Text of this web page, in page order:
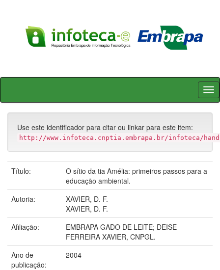
Skip
Use este identificador para citar ou linkar para este item:
http://www.infoteca.cnptia.embrapa.br/infoteca/
Título:
O sítio da tia Amélia: primeiros passos para a
educação ambiental.
Autoria:
XAVIER, D. F.
XAVIER, D. F.
Afiliação:
EMBRAPA GADO DE LEITE; DEISE
FERREIRA XAVIER, CNPGL.
Ano de
publicação:
2004